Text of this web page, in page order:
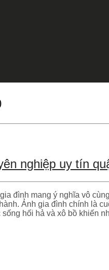
nghiệp uy tín
đình mang ý nghĩa vô
Ảnh gia đình chính là
sống hối hả và xô bồ khiến